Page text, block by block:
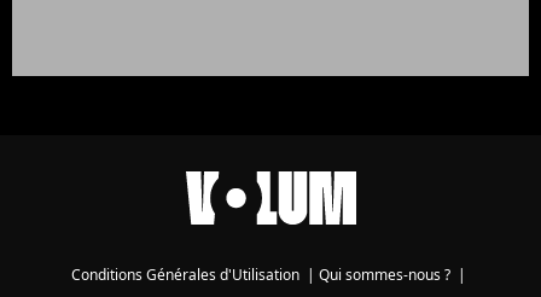
Conditions Générales d'Utilisation | Qui sommes-nous ? |